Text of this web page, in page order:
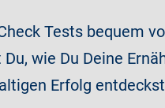
Tests bequem
wie Du Deine
Erfolg